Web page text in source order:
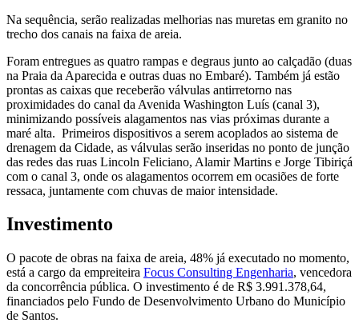
Na sequência, serão realizadas melhorias nas muretas em granito no
trecho dos canais na faixa de areia.
Foram entregues as quatro rampas e degraus junto ao calçadão (duas
na Praia da Aparecida e outras duas no Embaré). Também já estão
prontas as caixas que receberão válvulas antirretorno nas
proximidades do canal da Avenida Washington Luís (canal 3),
minimizando possíveis alagamentos nas vias próximas durante a
maré alta. Primeiros dispositivos a serem acoplados ao sistema de
drenagem da Cidade, as válvulas serão inseridas no ponto de junção
das redes das ruas Lincoln Feliciano, Alamir Martins e Jorge Tibiriçá
com o canal 3, onde os alagamentos ocorrem em ocasiões de forte
ressaca, juntamente com chuvas de maior intensidade.
Investimento
O pacote de obras na faixa de areia, 48% já executado no momento,
está a cargo da empreiteira Focus Consulting Engenharia, vencedora
da concorrência pública. O investimento é de R$ 3.991.378,64,
financiados pelo Fundo de Desenvolvimento Urbano do Município
de Santos.